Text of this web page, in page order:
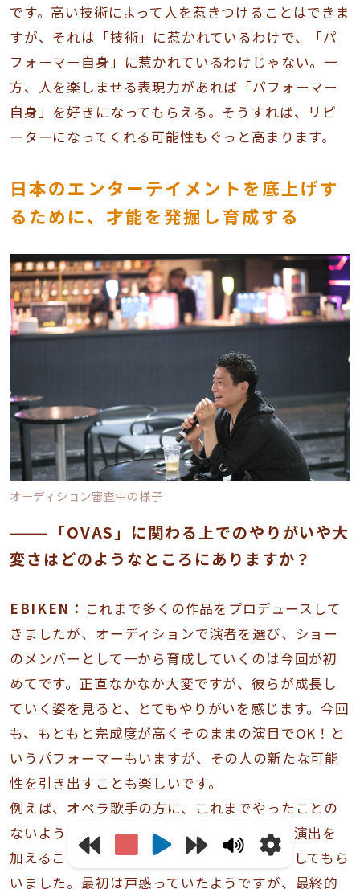
です。高い技術によって人を惹きつけることはできま
すが、それは「技術」に惹かれているわけで、「パ
フォーマー自身」に惹かれているわけじゃない。一
方、人を楽しませる表現力があれば「パフォーマー
自身」を好きになってもらえる。そうすれば、リピ
ーターになってくれる可能性もぐっと高まります。
日本のエンターテイメントを底上げす
るために、才能を発掘し育成する
オーディション審査中の様子
———「OVAS」に関わる上でのやりがいや大
変さはどのようなところにありますか？
EBIKEN： これまで多くの作品をプロデュースして
きましたが、オーディションで演者を選び、ショー
のメンバーとして一から育成していくのは今回が初
めてです。正直なかなか大変ですが、彼らが成長し
ていく姿を見ると、とてもやりがいを感じます。今回
も、もともと完成度が高くそのままの演目でOK！と
いうパフォーマーもいますが、その人の新たな可能
性を引き出すことも楽しいです。
例えば、オペラ歌手の方に、これまでやったことの
ないような派手な衣装とメイク、そして照明演出を
加えることで、まるで女神のような姿に変身してもら
いました。最初は戸惑っていたようですが、最終的